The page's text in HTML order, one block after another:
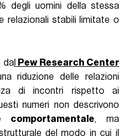
degli uomini della stessa
relazionali stabili limitate o
dal Pew Research Center
riduzione delle relazioni
di incontri rispetto ai
numeri non descrivono
comportamentale, ma
del modo in cui il